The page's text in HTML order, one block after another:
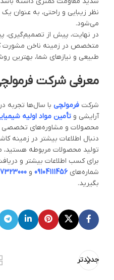
نظر زیبایی و راحتی، به عنوان
می‌شود.
در نهایت، پیش از تصمیم‌گیری،
متخصص در زمینه ناخن مشورت
طبیعی و نیازهای شما، بهترین
معرفی شرکت
شرکت فرمولچی با سال‌ها تجربه
آرایشی و تأمین مواد اولیه
محصولات و مشاوره‌های تخصصی
دنبال اطلاعات بیشتر در زمینه
تولید محصولات مربوطه هستید،
برای کسب اطلاعات بیشتر و
شماره‌های 09104111456 و
بگیرید.
جدیدتر